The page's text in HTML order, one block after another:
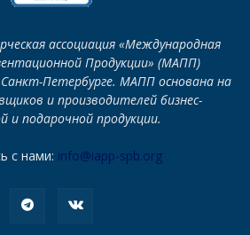
ассоциация «Международная
Продукции» (МАПП)
Петербурге. МАПП основана на
и производителей бизнес-
и подарочной продукции.
с нами: info@iapp-spb.org